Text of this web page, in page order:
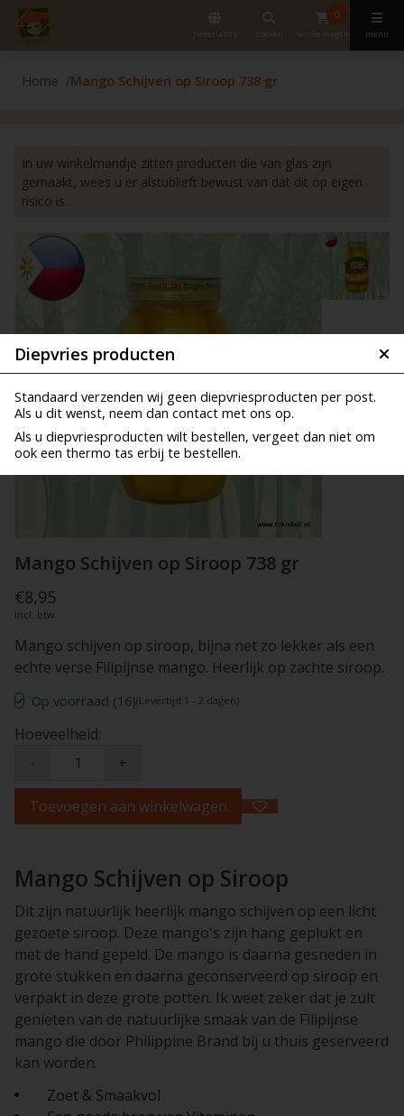
nederlands zoeken
0
winkelwagen menu
Diepvries producten
Standaard verzenden wij geen diepvriesproducten per post.
Als u dit wenst, neem dan contact met ons op.
Als u diepvriesproducten wilt bestellen, vergeet dan niet om
ook een thermo tas erbij te bestellen.
Home Mango Schijven op Siroop 738 gr
In uw winkelmandje zitten producten die van glas zijn
gemaakt, wees u er alstublieft bewust van dat dit op eigen
risico is.
Mango Schijven op Siroop 738 gr
€8,95
Incl. btw
Mango schijven op siroop, bijna net zo lekker als een
echte verse Filipijnse mango. Heerlijk op zachte siroop.
Op voorraad (16)(Levertijd:1 - 2 dagen)
Hoeveelheid:
-
+
Toevoegen aan winkelwagen
Mango Schijven op Siroop
Dit zijn natuurlijk heerlijk mango schijven op een licht
gezoete siroop. Deze mango's zijn hang geplukt en
met de hand gepeld. De mango is daarna gesneden in
grote stukken en daarna geconserveerd op siroop en
verpakt in deze grote potten. Ik weet zeker dat je zult
genieten van de natuurlijke smaak van de Filipijnse
mango die door Philippine Brand bij u thuis geserveerd
kan worden.
Zoet & Smaakvol